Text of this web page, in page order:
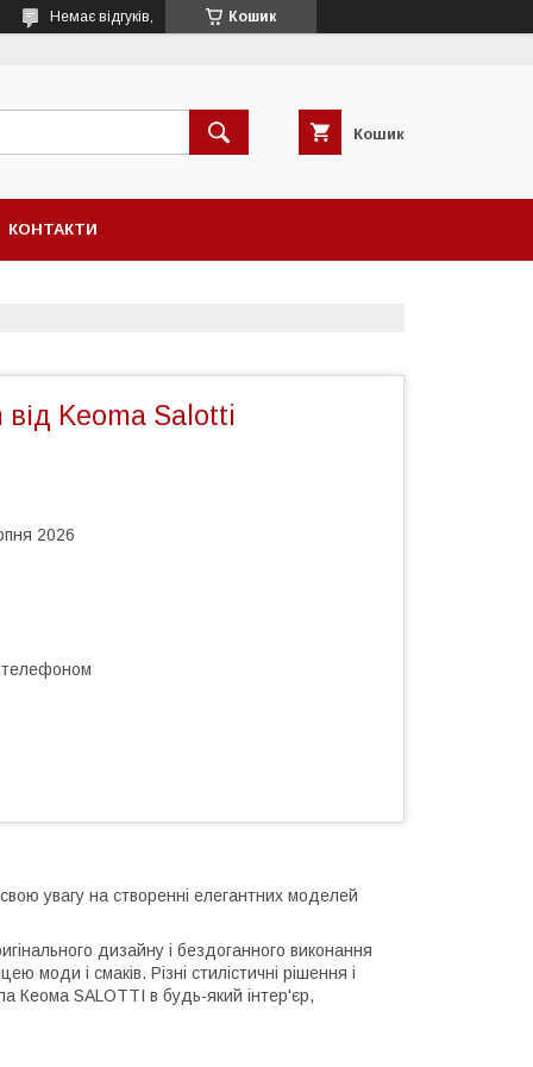
Кошик
Немає відгуків,
Кошик
КОНТАКТИ
Keoma Salotti
2026
телефоном
увагу на створенні елегантних моделей
дизайну і бездоганного виконання
моди і смаків. Різні стилістичні рішення і
Кеома SALOTTI в будь-який інтер'єр,